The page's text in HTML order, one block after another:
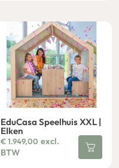
EduCasa Speelhuis XXL |
EIken
€1.949,00 excl.
BTW